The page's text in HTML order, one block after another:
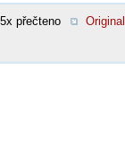
přečteno
Original